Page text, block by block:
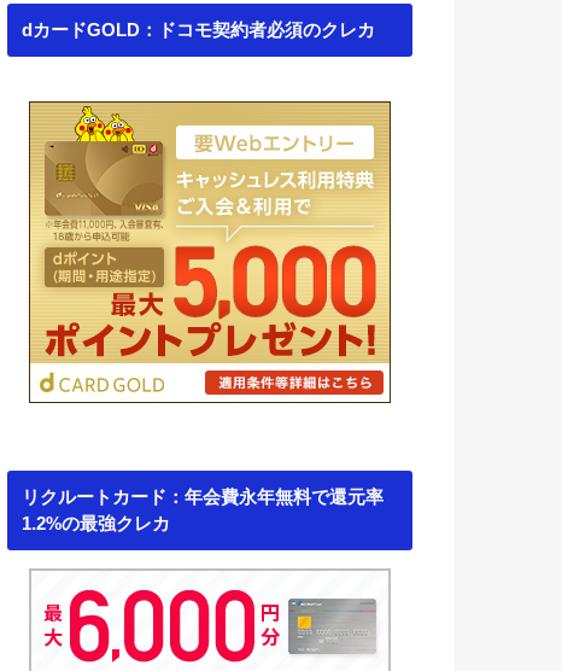
dカードGOLD：ドコモ契約者必須のクレカ
リクルートカード：年会費永年無料で還元率
1.2%の最強クレカ